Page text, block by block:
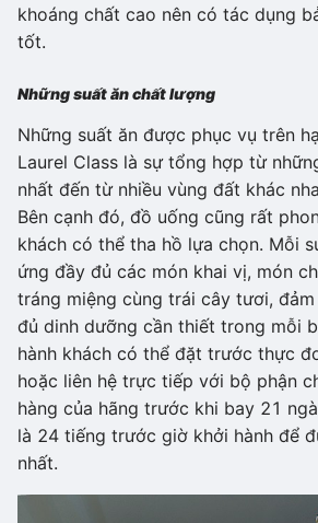
khoáng chất cao nên có tác dụng
tốt.
Những suất ăn chất lượng
Những suất ăn được phục vụ trên
Laurel Class là sự tổng hợp từ
nhất đến từ nhiều vùng đất khác
Bên cạnh đó, đồ uống cũng rất
khách có thể tha hồ lựa chọn. Mỗi
ứng đầy đủ các món khai vị, món
tráng miệng cùng trái cây tươi,
đủ dinh dưỡng cần thiết trong mỗi
hành khách có thể đặt trước thực
hoặc liên hệ trực tiếp với bộ phận
hàng của hãng trước khi bay 21
là 24 tiếng trước giờ khởi hành để
nhất.